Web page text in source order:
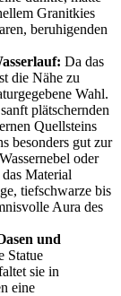
Granitkies
beruhigenden
Da das
die Nähe zu
Wahl.
plätschernden
Quellsteins
besonders gut zur
oder
Material
tiefschwarze bis
Aura des
und
Statue
sie in
eine